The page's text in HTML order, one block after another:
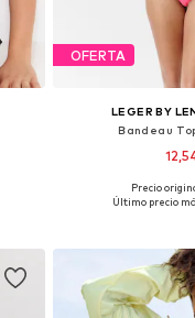
OFERTA
LEGER BY
Bandeau
Tallas
Precio
Último precio